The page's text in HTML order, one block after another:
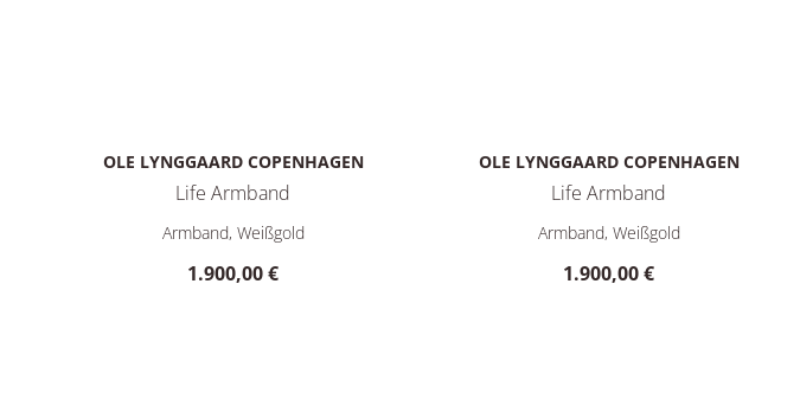
OLE LYNGGAARD COPENHAGEN
Life Armband
Ole Lynggaard Copenhagen Life Armband, Ref: A3046-502, Preis: 1.900,00 €
Armband, Weißgold
1.900,00 €
OLE LYNGGAARD COPENHAGEN
Life Armband
Ole Lynggaard Copenhagen Life
Armband, Weißgold
1.900,00 €